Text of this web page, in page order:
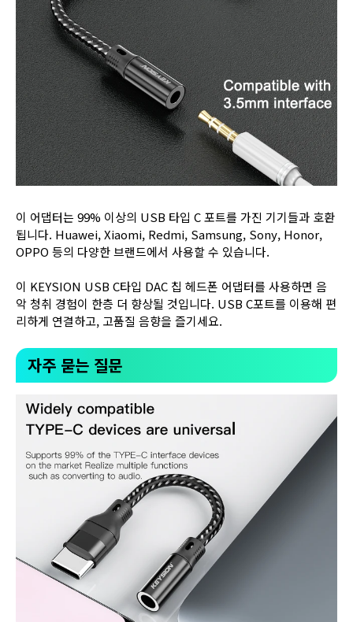
이 어댑터는 99% 이상의 USB 타입 C 포트를 가진 기기들과 호환
됩니다. Huawei, Xiaomi, Redmi, Samsung, Sony, Honor,
OPPO 등의 다양한 브랜드에서 사용할 수 있습니다.
이 KEYSION USB C타입 DAC 칩 헤드폰 어댑터를 사용하면 음
악 청취 경험이 한층 더 향상될 것입니다. USB C포트를 이용해 편
리하게 연결하고, 고품질 음향을 즐기세요.
자주 묻는 질문